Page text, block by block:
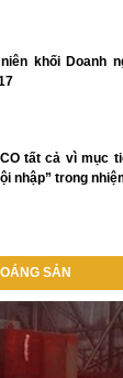
khối Doanh
tất cả vì mục
nhập” trong
SẢN